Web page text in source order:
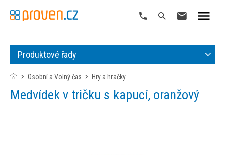
Produktové řady
Osobní a Volný čas hry a hračky
Medvídek v tričku s kapucí, oranžový